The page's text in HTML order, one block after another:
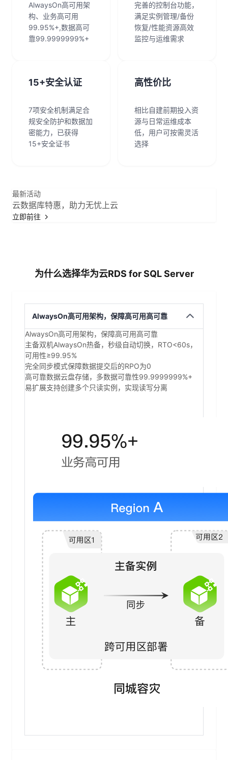
AlwaysOn高可用架
构、业务高可用
99.95%+,数据高可
靠99.9999999%+
完善的控制台功能，
满足实例管理/备份
恢复/性能资源高效
监控与运维需求
15+安全认证
7项安全机制满足合
规安全防护和数据加
密能力，已获得
15+安全证书
高性价比
相比自建前期投入资
源与日常运维成本
低，用户可按需灵活
选择
最新活动
云数据库特惠，助力无忧上云
立即前往
为什么选择华为云RDS for SQL Server
AlwaysOn高可用架构，保障高可用高可靠
AlwaysOn高可用架构，保障高可用高可靠
主备双机AlwaysOn热备，秒级自动切换，RTO<60s，
可用性≥99.95%
完全同步模式保障数据提交后的RPO为0
高可靠数据云盘存储，多数据可靠性99.9999999%+
易扩展支持创建多个只读实例，实现读写分离